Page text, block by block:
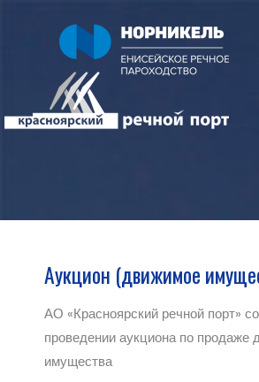
Аукцион (движимое
АО «Красноярский речной порт»
проведении аукциона по продаже
имущества